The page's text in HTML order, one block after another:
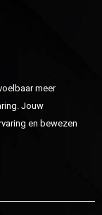
meer
Jouw
en bewezen